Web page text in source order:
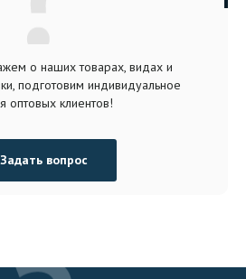
о наших товарах, видах и
подготовим индивидуальное
клиентов!
Задать вопрос